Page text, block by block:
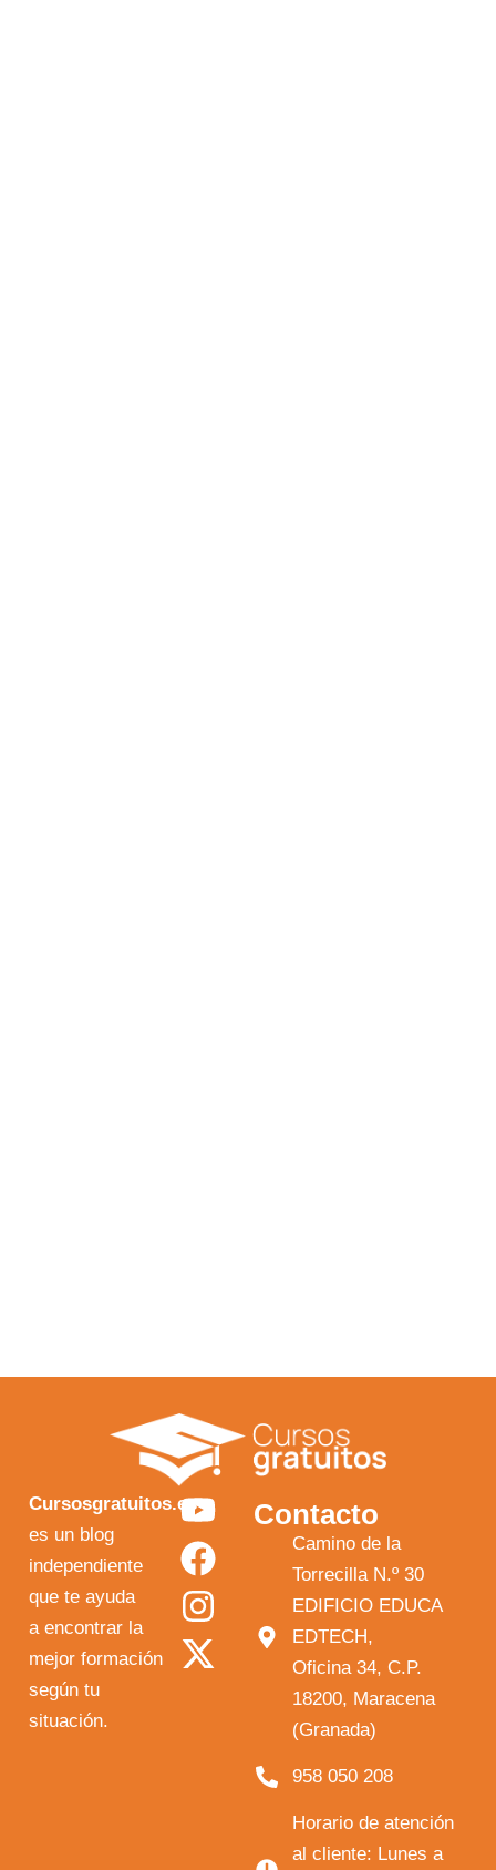
Cursosgratuitos.es
es un blog
independiente
que te ayuda
a encontrar la
mejor formación
según tu
situación.
Y
o
u
t
u
F
a
c
e
b
I
n
s
t
a
X
-
t
w
i
Contacto
Camino de la
Torrecilla N.º 30
EDIFICIO EDUCA
EDTECH,
Oficina 34, C.P.
18200, Maracena
(Granada)
958 050 208
Horario de atención
al cliente: Lunes a